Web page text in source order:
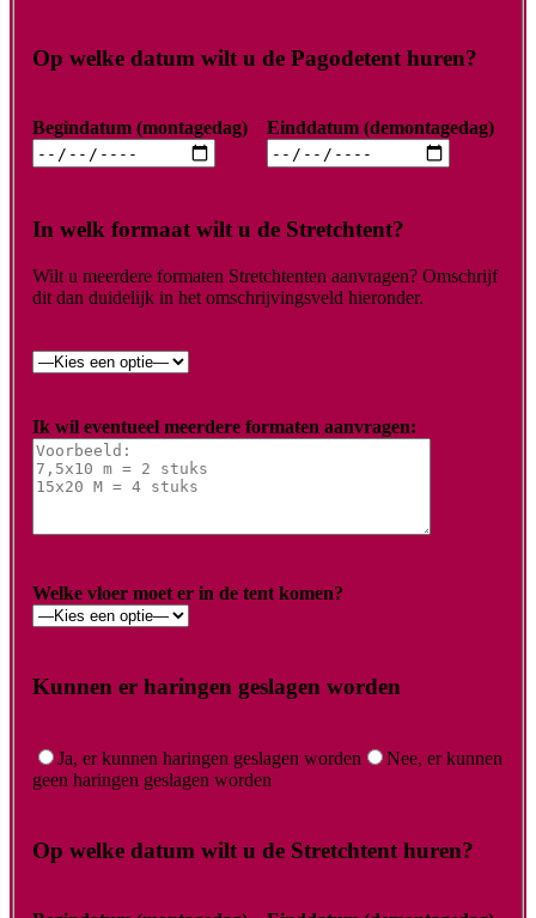
Op welke datum wilt u de Pagodetent huren?
Begindatum (montagedag) Einddatum (demontagedag)
In welk formaat wilt u de Stretchtent?
Wilt u meerdere formaten Stretchtenten aanvragen? Omschrijf
dit dan duidelijk in het omschrijvingsveld hieronder.
Ik wil eventueel meerdere formaten aanvragen:
Welke vloer moet er in de tent komen?
Kunnen er haringen geslagen worden
Ja, er kunnen haringen geslagen worden
Nee, er kunnen
geen haringen geslagen worden
Op welke datum wilt u de Stretchtent huren?